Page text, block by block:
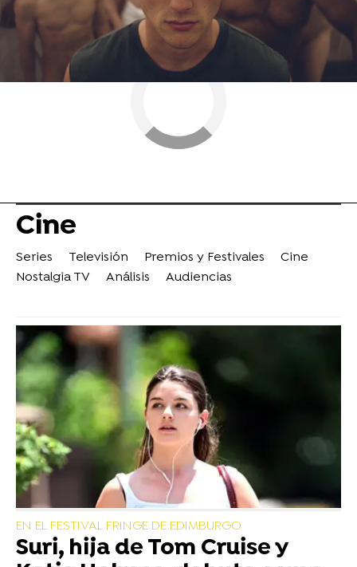
Cine
Series Televisión Premios y Festivales
Cine
Nostalgia TV
Análisis Audiencias
EN EL FESTIVAL FRINGE DE EDIMBURGO
Suri, hija de Tom Cruise y